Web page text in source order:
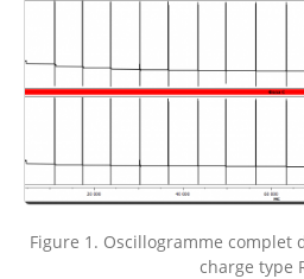
Figure 1. Oscillogramme complet
charge type